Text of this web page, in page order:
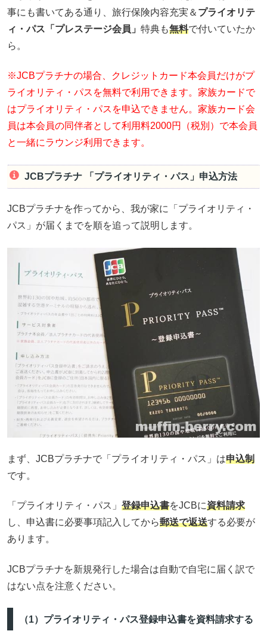
事にも書いてある通り、旅行保険内容充実＆ プライオリテ
ィ・パス「プレステージ会員」 特典も無料で付いていたか
ら。
※JCBプラチナの場合、クレジットカード本会員だけがプ
ライオリティ・パスを無料で利用できます。家族カードで
はプライオリティ・パスを申込できません。家族カード会
員は本会員の同伴者として利用料2000円（税別）で本会員
と一緒にラウンジ利用できます。
JCBプラチナ 「プライオリティ・パス」申込方法
JCBプラチナを作ってから、我が家に「プライオリティ・
パス」が届くまでを順を追って説明します。
まず、JCBプラチナで「プライオリティ・パス」は申込制
です。
「プライオリティ・パス」 登録申込書をJCBに資料請求
し、申込書に必要事項記入してから郵送で返送する必要が
あります。
JCBプラチナを新規発行した場合は自動で自宅に届く訳で
はない点を注意ください。
（1）プライオリティ・パス登録申込書を資料請求する